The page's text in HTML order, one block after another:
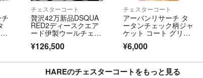
チェスターコート
贅沢42万新品DSQUA
RED2ディースクエア
ード伊製ウールチェス
¥126,500
チェスターコート
アーバンリサーチ タ
ータンチェック柄ジャ
ケット コート グリー
¥6,000
HAREのチェスターコートをもっと見る